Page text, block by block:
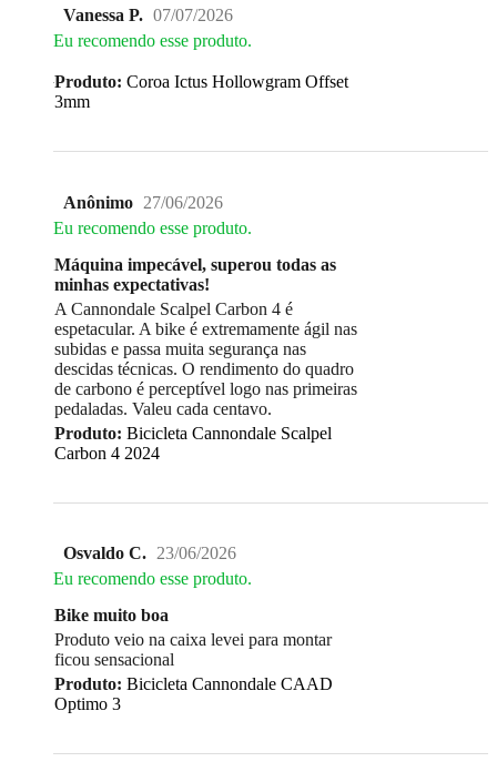
Vanessa P. 07/07/2026
Eu recomendo esse produto.
Produto: Coroa Ictus Hollowgram Offset
3mm
Anônimo 27/06/2026
Eu recomendo esse produto.
Máquina impecável, superou todas as
minhas expectativas!
A Cannondale Scalpel Carbon 4 é
espetacular. A bike é extremamente ágil nas
subidas e passa muita segurança nas
descidas técnicas. O rendimento do quadro
de carbono é perceptível logo nas primeiras
pedaladas. Valeu cada centavo.
Produto: Bicicleta Cannondale Scalpel
Carbon 4 2024
Osvaldo C. 23/06/2026
Eu recomendo esse produto.
Bike muito boa
Produto veio na caixa levei para montar
ficou sensacional
Produto: Bicicleta Cannondale CAAD
Optimo 3